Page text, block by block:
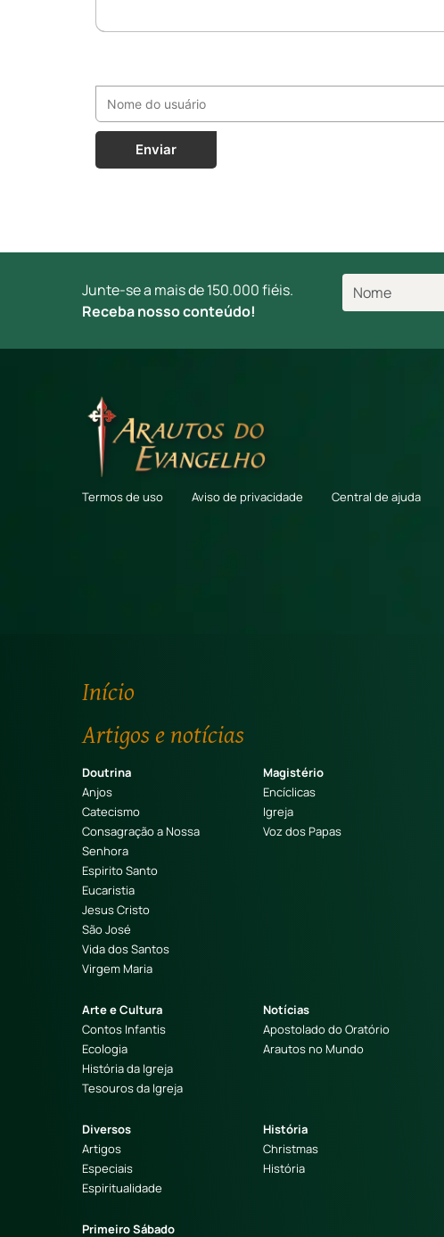
Enviar
Junte-se a mais de 150.000 fiéis.
Receba nosso conteúdo!
Termos de uso Aviso de privacidade Central de ajuda
Início
Artigos e notícias
Doutrina
Anjos
Catecismo
Consagração a Nossa
Senhora
Espirito Santo
Eucaristia
Jesus Cristo
São José
Vida dos Santos
Virgem Maria
Magistério
Encíclicas
Igreja
Voz dos Papas
Arte e Cultura
Contos Infantis
Ecologia
História da Igreja
Tesouros da Igreja
Notícias
Apostolado do Oratório
Arautos no Mundo
Diversos
Artigos
Especiais
Espiritualidade
História
Christmas
História
Primeiro Sábado